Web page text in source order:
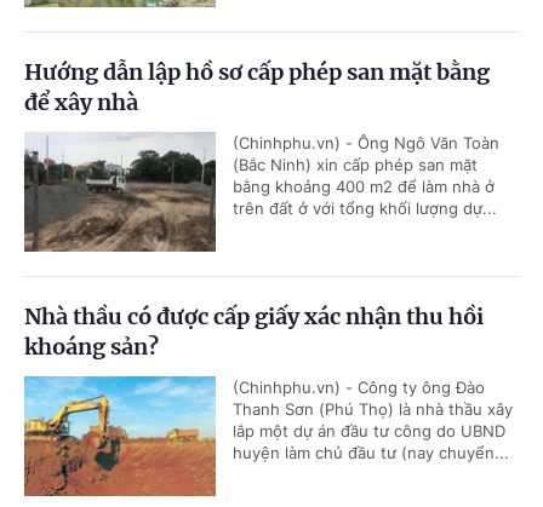
Hướng dẫn lập hồ sơ cấp phép san mặt bằng
để xây nhà
(Chinhphu.vn) - Ông Ngô Văn Toàn
(Bắc Ninh) xin cấp phép san mặt
bằng khoảng 400 m2 để làm nhà ở
trên đất ở với tổng khối lượng dự...
Nhà thầu có được cấp giấy xác nhận thu hồi
khoáng sản?
(Chinhphu.vn) - Công ty ông Đào
Thanh Sơn (Phú Thọ) là nhà thầu xây
lắp một dự án đầu tư công do UBND
huyện làm chủ đầu tư (nay chuyển...